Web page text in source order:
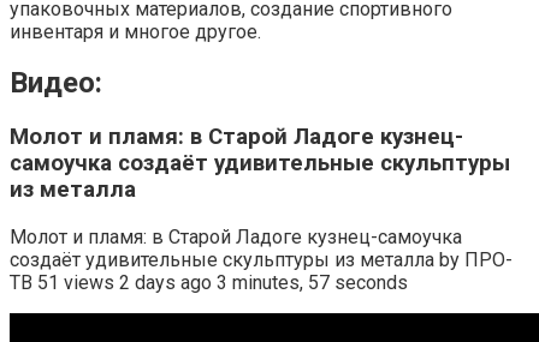
упаковочных материалов, создание спортивного
инвентаря и многое другое.
Видео:
Молот и пламя: в Старой Ладоге кузнец-
самоучка создаёт удивительные скульптуры
из металла
Молот и пламя: в Старой Ладоге кузнец-самоучка
создаёт удивительные скульптуры из металла by ПРО-
ТВ 51 views 2 days ago 3 minutes, 57 seconds